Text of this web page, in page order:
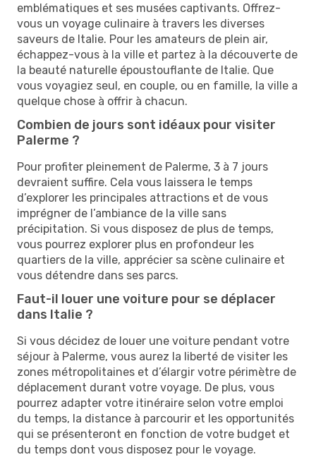
emblématiques et ses musées captivants. Offrez-
vous un voyage culinaire à travers les diverses
saveurs de Italie. Pour les amateurs de plein air,
échappez-vous à la ville et partez à la découverte de
la beauté naturelle époustouflante de Italie. Que
vous voyagiez seul, en couple, ou en famille, la ville a
quelque chose à offrir à chacun.
Combien de jours sont idéaux pour visiter
Palerme ?
Pour profiter pleinement de Palerme, 3 à 7 jours
devraient suffire. Cela vous laissera le temps
d’explorer les principales attractions et de vous
imprégner de l’ambiance de la ville sans
précipitation. Si vous disposez de plus de temps,
vous pourrez explorer plus en profondeur les
quartiers de la ville, apprécier sa scène culinaire et
vous détendre dans ses parcs.
Faut-il louer une voiture pour se déplacer
dans Italie ?
Si vous décidez de louer une voiture pendant votre
séjour à Palerme, vous aurez la liberté de visiter les
zones métropolitaines et d’élargir votre périmètre de
déplacement durant votre voyage. De plus, vous
pourrez adapter votre itinéraire selon votre emploi
du temps, la distance à parcourir et les opportunités
qui se présenteront en fonction de votre budget et
du temps dont vous disposez pour le voyage.